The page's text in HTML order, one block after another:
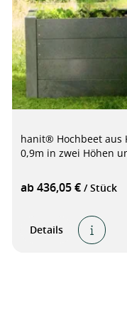
hanit® Hochbeet aus
0,9m in zwei Höhen
ab 436,05 € / Stück
Details